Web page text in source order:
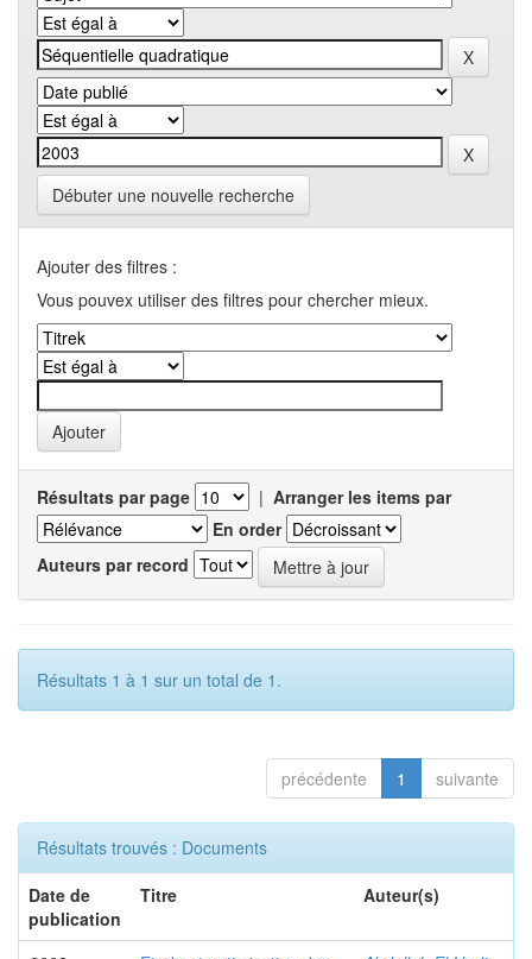
Débuter une nouvelle recherche
Ajouter des filtres :
Vous pouvex utiliser des filtres pour chercher mieux.
Résultats par page | Arranger les items par
En order
Auteurs par record
Résultats 1 à 1 sur un total de 1.
précédente 1 suivante
Résultats trouvés : Documents
Date de
publication
Titre Auteur(s)